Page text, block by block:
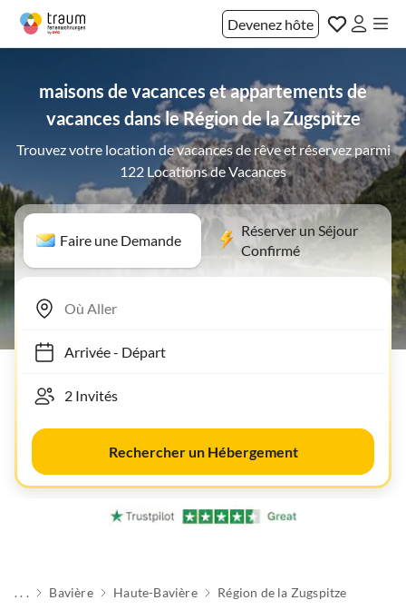
Devenez hôte
maisons de vacances et appartements de
vacances dans le Région de la Zugspitze
Trouvez votre location de vacances de rêve et réservez parmi
122 Locations de Vacances
Faire une Demande
Réserver un Séjour
Confirmé
Arrivée- Départ
Rechercher un Hébergement
. . . Bavière Haute-Bavière Région de la Zugspitze